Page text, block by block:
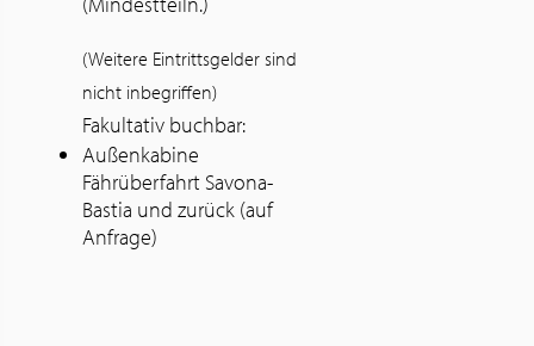
(Weitere Eintrittsgelder sind
nicht inbegriffen)
Fakultativ buchbar:
Außenkabine
Fährüberfahrt Savona-
Bastia und zurück (auf
Anfrage)